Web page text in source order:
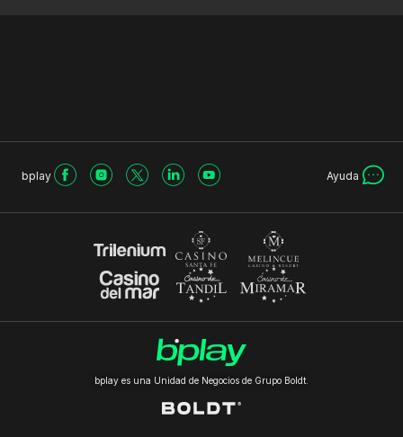
bplay Ayuda
bplay es una Unidad de Negocios de Grupo Boldt.